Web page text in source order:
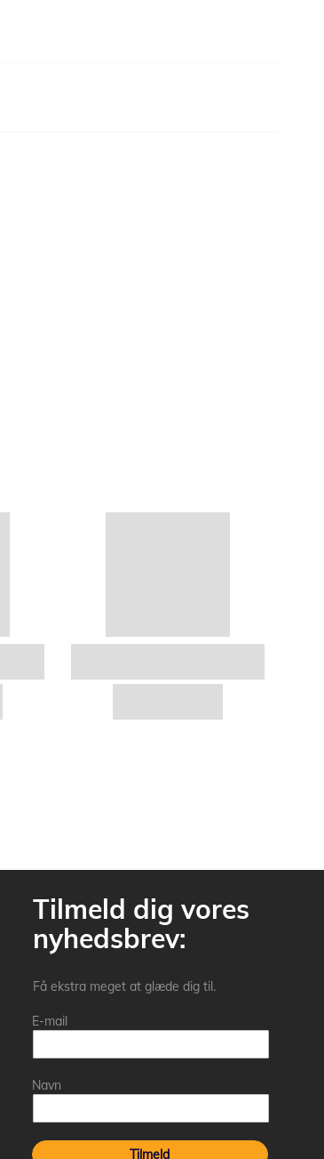
Tilmeld dig vores
nyhedsbrev:
Få ekstra meget at glæde dig til.
E-mail
Navn
Tilmeld